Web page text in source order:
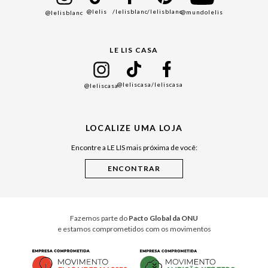
Black Friday
Cuidados Casa
@lelisblanc @lelis /lelisblanc/lelisblanc@mundolelis
LE LIS CASA
@leliscasa@leliscasa/leliscasa
LOCALIZE UMA LOJA
Encontre a LE LIS mais próxima de você:
Fazemos parte do Pacto Global da ONU
e estamos comprometidos com os movimentos